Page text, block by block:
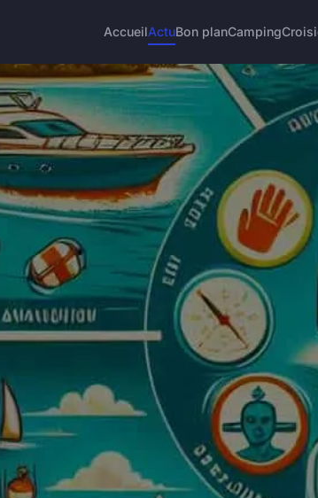
AccueilActuBon planCamping